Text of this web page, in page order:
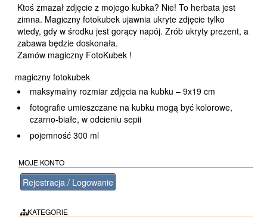
Ktoś zmazał zdjęcie z mojego kubka? Nie! To herbata jest
zimna. Magiczny fotokubek ujawnia ukryte zdjęcie tylko
wtedy, gdy w środku jest gorący napój. Zrób ukryty prezent, a
zabawa będzie doskonała.
Zamów magiczny FotoKubek !
magiczny fotokubek
maksymalny rozmiar zdjęcia na kubku – 9x19 cm
fotografie umieszczane na kubku mogą być kolorowe,
czarno-białe, w odcieniu sepii
pojemność 300 ml
MOJE KONTO
Rejestracja / Logowanie
KATEGORIE